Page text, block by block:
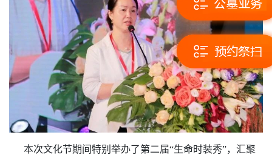
本次文化节期间特别举办了第二届“生命时装秀”，汇聚